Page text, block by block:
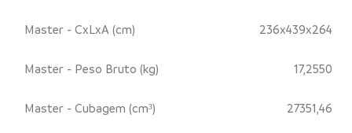
Master - CxLxA (cm) 236x439x264
Master - Peso Bruto (kg) 17,2550
Master - Cubagem (cm³) 27351,46